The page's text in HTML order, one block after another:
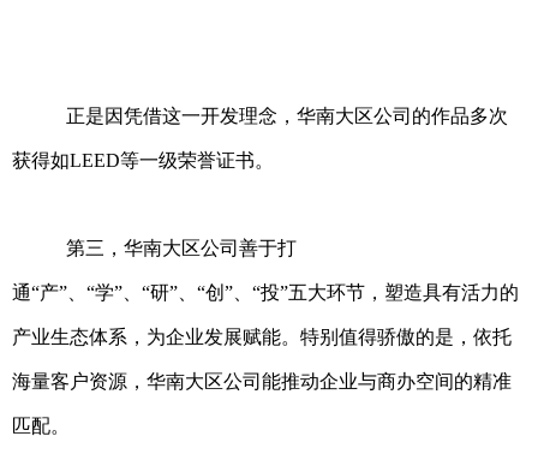
正是因凭借这一开发理念，华南大区公司的作品多次
获得如LEED等一级荣誉证书。
第三，华南大区公司善于打
通“产”、“学”、“研”、“创”、“投”五大环节，塑造具有活力的
产业生态体系，为企业发展赋能。特别值得骄傲的是，依托
海量客户资源，华南大区公司能推动企业与商办空间的精准
匹配。